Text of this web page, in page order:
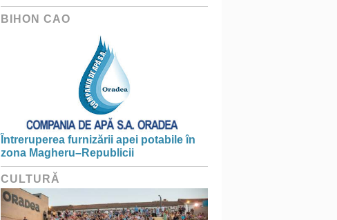
BIHON CAO
Întreruperea furnizării apei potabile în
zona Magheru–Republicii
CULTURĂ